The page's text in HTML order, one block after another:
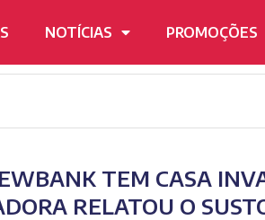
NOTÍCIAS PROMOÇÕES
TEM CASA
RELATOU O